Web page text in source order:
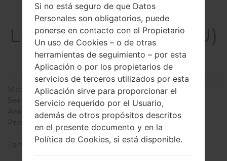
La especificación
LGD373EU(LGD373EU)
akaLG L80 Dual
Modelo y sus características
Modelo
LGD373EU
Serie
LG L80 Dual
Anunciado
Mayo, 2014
Profundidad
9.7 milímetros (0.38
pulgadas)
Tamaño (dimensiones)
138.2 x 74.3 milímetros
Si no está seguro de que Datos
Personales son obligatorios, puede
ponerse en contacto con el Propietario
Un uso de Cookies – o de otras
herramientas de seguimiento – por esta
Aplicación o por los propietarios de
servicios de terceros utilizados por esta
Aplicación sirve para proporcionar el
Servicio requerido por el Usuario,
además de otros propósitos descritos
en el presente documento y en la
Política de Cookies, si está disponible.